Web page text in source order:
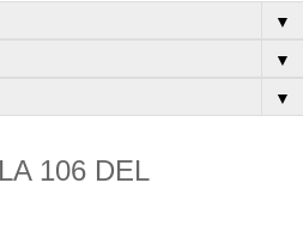
▼
▼
▼
106 DEL